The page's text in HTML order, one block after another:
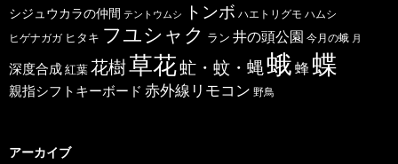
シジュウカラの仲間 テントウムシ トンボ ハエトリグモ ハムシ
ヒゲナガガ ヒタキ フユシャク ラン 井の頭公園 今月の蛾 月
深度合成紅葉花樹草花虻・蚊・蝿蛾 蜂 蝶
親指シフトキーボード 赤外線リモコン 野鳥
アーカイブ